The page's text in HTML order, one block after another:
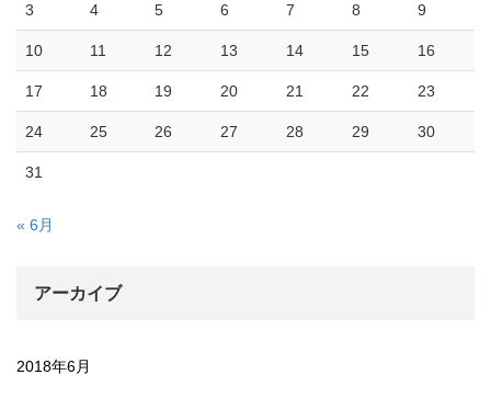
3 4 5 6 7 8 9
10 11 12 13 14 15 16
17 18 19 20 21 22 23
24 25 26 27 28 29 30
31
« 6月
アーカイブ
2018年6月